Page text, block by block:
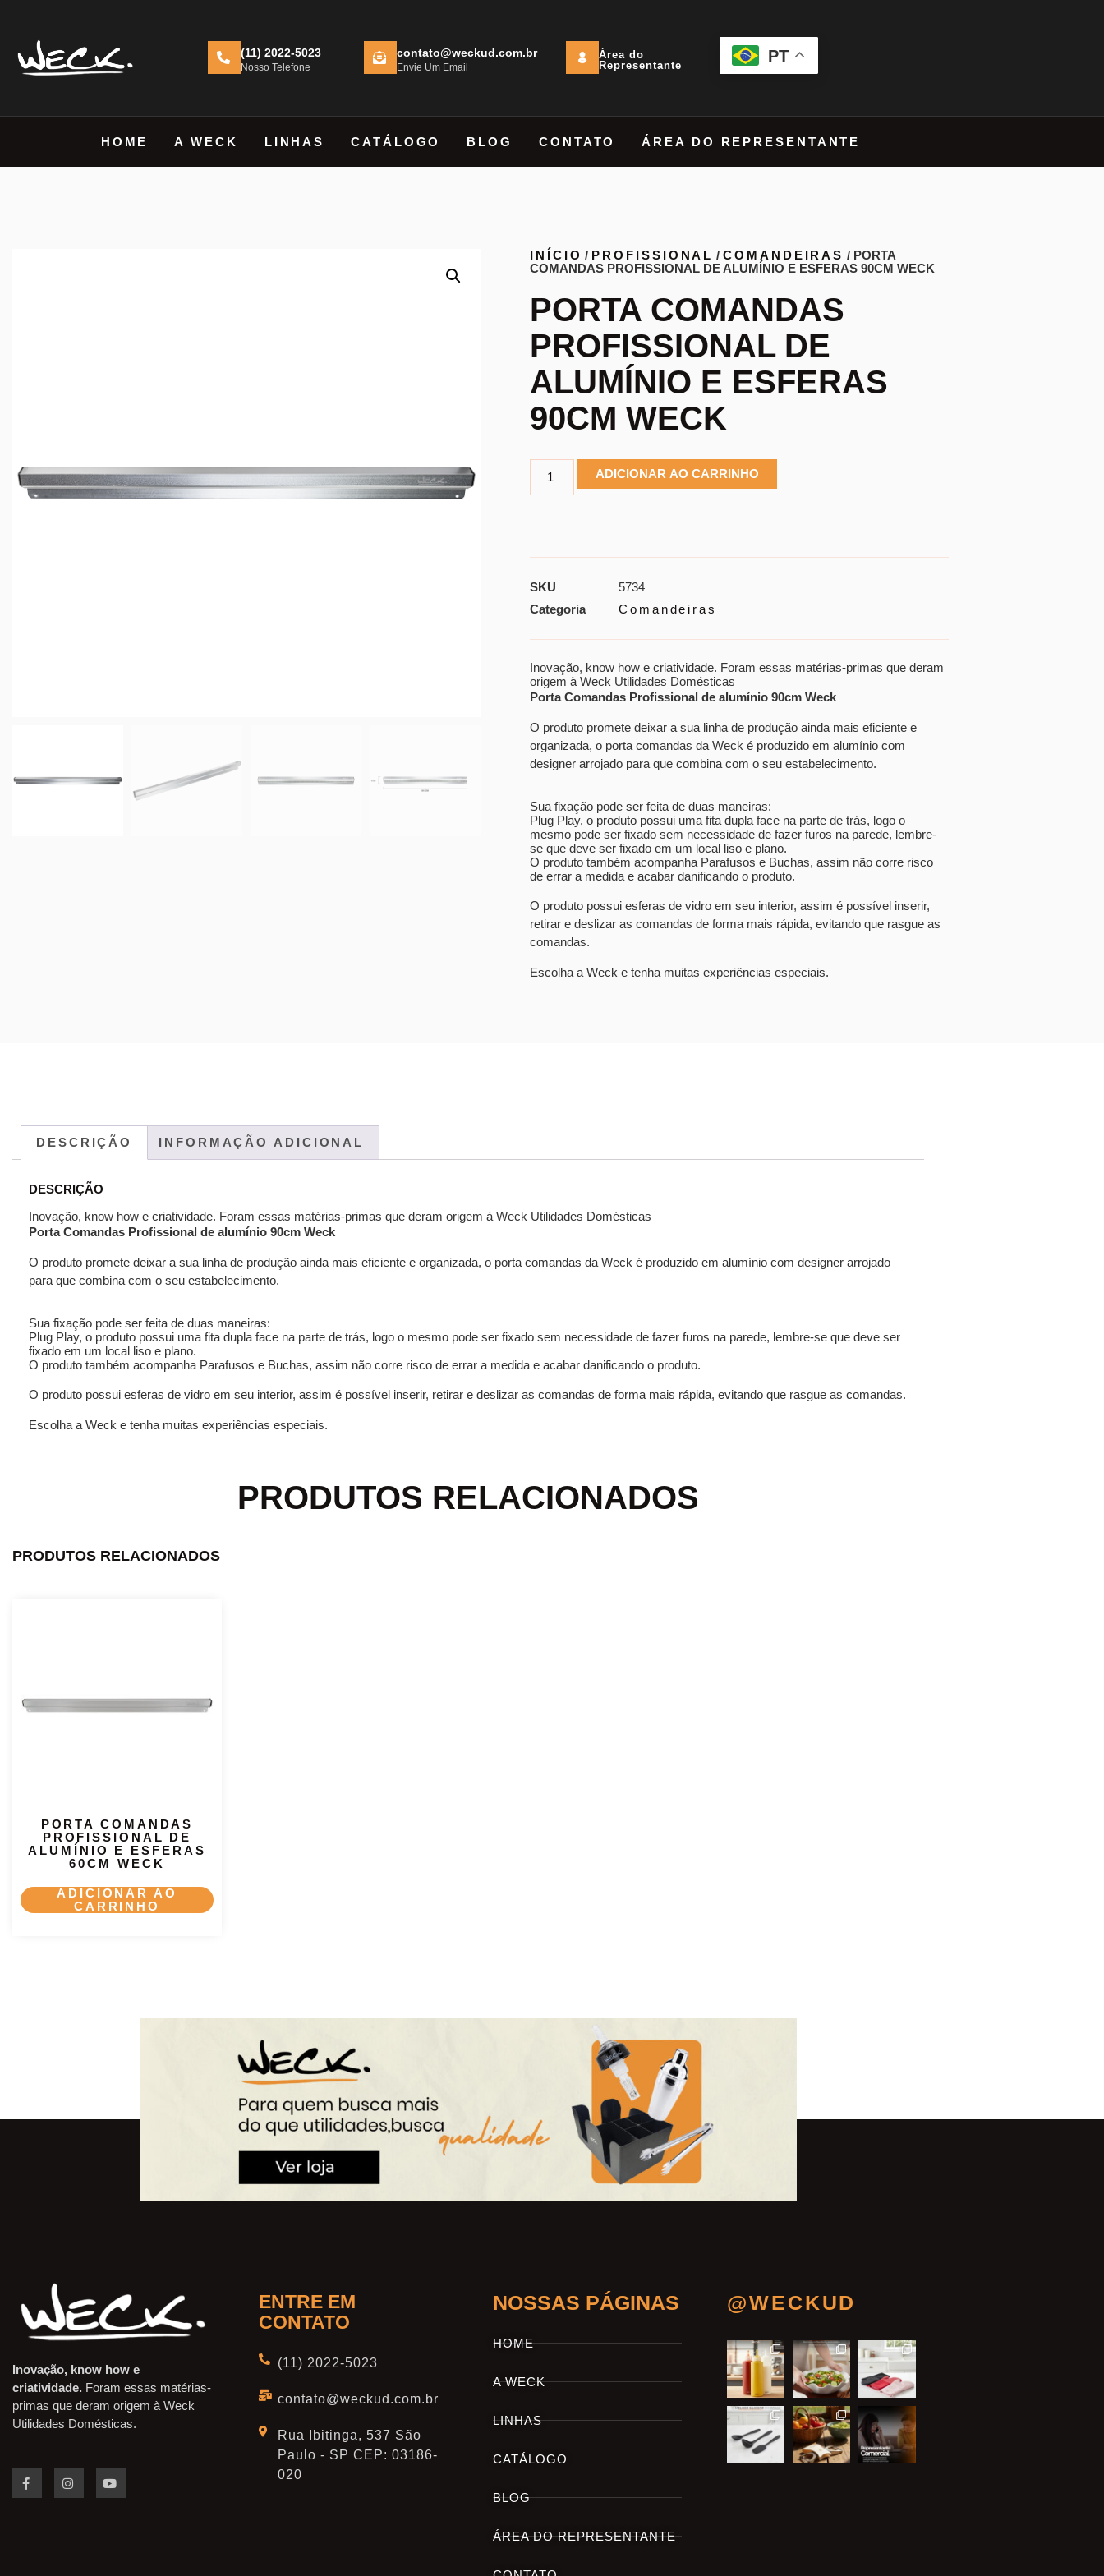
(11) 2022-5023
Nosso Telefone
contato@weckud.com.br
Envie Um Email
Área do
Representante
PT
HOME A WECK LINHAS CATÁLOGO BLOG CONTATO ÁREA DO REPRESENTANTE
INÍCIO / PROFISSIONAL /COMANDEIRAS / PORTA
COMANDAS PROFISSIONAL DE ALUMÍNIO E ESFERAS 90CM WECK
PORTA COMANDAS
PROFISSIONAL DE
ALUMÍNIO E ESFERAS
90CM WECK
ADICIONAR AO CARRINHO
SKU
5734
Categoria
Comandeiras
Inovação, know how e criatividade. Foram essas matérias-primas que deram
origem à Weck Utilidades Domésticas
Porta Comandas Profissional de alumínio 90cm Weck
O produto promete deixar a sua linha de produção ainda mais eficiente e
organizada, o porta comandas da Weck é produzido em alumínio com
designer arrojado para que combina com o seu estabelecimento.
Sua fixação pode ser feita de duas maneiras:
Plug Play, o produto possui uma fita dupla face na parte de trás, logo o
mesmo pode ser fixado sem necessidade de fazer furos na parede, lembre-
se que deve ser fixado em um local liso e plano.
O produto também acompanha Parafusos e Buchas, assim não corre risco
de errar a medida e acabar danificando o produto.
O produto possui esferas de vidro em seu interior, assim é possível inserir,
retirar e deslizar as comandas de forma mais rápida, evitando que rasgue as
comandas.
Escolha a Weck e tenha muitas experiências especiais.
DESCRIÇÃO INFORMAÇÃO ADICIONAL
DESCRIÇÃO
Inovação, know how e criatividade. Foram essas matérias-primas que deram origem à Weck Utilidades Domésticas
Porta Comandas Profissional de alumínio 90cm Weck
O produto promete deixar a sua linha de produção ainda mais eficiente e organizada, o porta comandas da Weck é produzido em alumínio com designer arrojado
para que combina com o seu estabelecimento.
Sua fixação pode ser feita de duas maneiras:
Plug Play, o produto possui uma fita dupla face na parte de trás, logo o mesmo pode ser fixado sem necessidade de fazer furos na parede, lembre-se que deve ser
fixado em um local liso e plano.
O produto também acompanha Parafusos e Buchas, assim não corre risco de errar a medida e acabar danificando o produto.
O produto possui esferas de vidro em seu interior, assim é possível inserir, retirar e deslizar as comandas de forma mais rápida, evitando que rasgue as comandas.
Escolha a Weck e tenha muitas experiências especiais.
PRODUTOS RELACIONADOS
PRODUTOS RELACIONADOS
PORTA COMANDAS
PROFISSIONAL DE
ALUMÍNIO E ESFERAS
60CM WECK
ADICIONAR AO
CARRINHO
Inovação, know how e
criatividade. Foram essas matérias-
primas que deram origem à Weck
Utilidades Domésticas.
ENTRE EM
CONTATO
(11) 2022-5023
contato@weckud.com.br
Rua Ibitinga, 537 São
Paulo - SP CEP: 03186-
020
NOSSAS PÁGINAS
HOME
A WECK
LINHAS
CATÁLOGO
BLOG
ÁREA DO REPRESENTANTE
@WECKUD